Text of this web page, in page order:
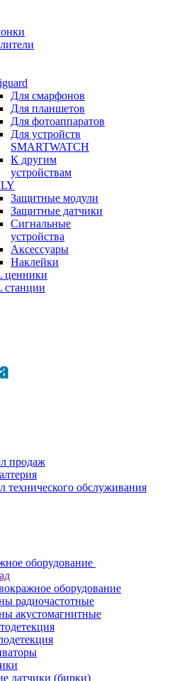
Для смарфонов
Для планшетов
Для фотоаппаратов
Для устройств
SMARTWATCH
К другим
устройствам
Защитные модули
Защитные датчики
Сигнальные
устройства
Аксессуары
Наклейки
ценники
станции
продаж
технического обслуживания
оборудование
оборудование
радиочастотные
акустомагнитные
датчики (бирки)